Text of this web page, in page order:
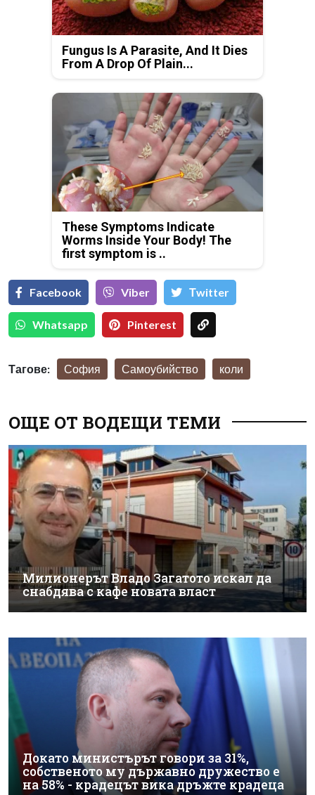
Fungus Is A Parasite, And It Dies
From A Drop Of Plain...
These Symptoms Indicate
Worms Inside Your Body! The
first symptom is ..
Facebook Viber Тwitter
Whatsapp Pinterest
Тагове: София Самоубийство коли
ОЩЕ ОТ ВОДЕЩИ ТЕМИ
Милионерът Владо Загатото искал да
снабдява с кафе новата власт
Докато министърът говори за 31%,
собственото му държавно дружество е
на 58% - крадецът вика дръжте крадеца